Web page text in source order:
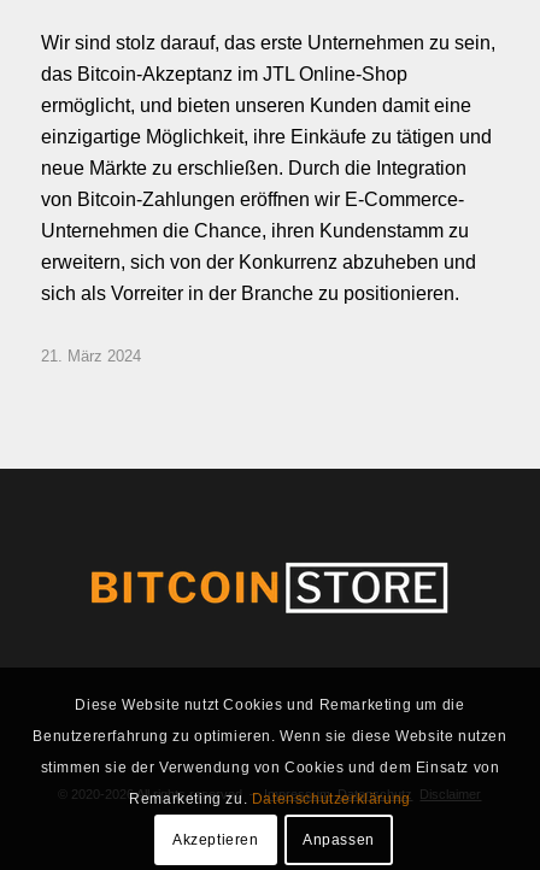
Wir sind stolz darauf, das erste Unternehmen zu sein,
das Bitcoin-Akzeptanz im JTL Online-Shop
ermöglicht, und bieten unseren Kunden damit eine
einzigartige Möglichkeit, ihre Einkäufe zu tätigen und
neue Märkte zu erschließen. Durch die Integration
von Bitcoin-Zahlungen eröffnen wir E-Commerce-
Unternehmen die Chance, ihren Kundenstamm zu
erweitern, sich von der Konkurrenz abzuheben und
sich als Vorreiter in der Branche zu positionieren.
21. März 2024
© 2020-2026 All rights reserved –Impressum Datenschutz Disclaimer
Diese Website nutzt Cookies und Remarketing um die
Benutzererfahrung zu optimieren. Wenn sie diese Website nutzen
stimmen sie der Verwendung von Cookies und dem Einsatz von
Remarketing zu. Datenschutzerklärung
Akzeptieren Anpassen